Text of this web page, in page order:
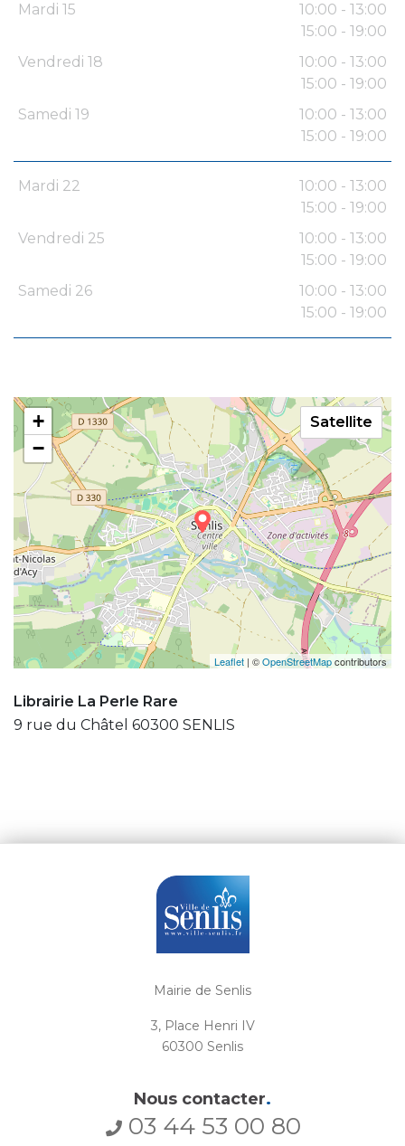
Mardi 15
10:00 - 13:00
15:00 - 19:00
Vendredi 18
10:00 - 13:00
15:00 - 19:00
Samedi 19
10:00 - 13:00
15:00 - 19:00
Mardi 22
10:00 - 13:00
15:00 - 19:00
Vendredi 25
10:00 - 13:00
15:00 - 19:00
Samedi 26
10:00 - 13:00
15:00 - 19:00
+
−
Leaflet | ©OpenStreetMapcontributors
Satellite
Librairie La Perle Rare
9 rue du Châtel 60300 SENLIS
Mairie de Senlis
3, Place Henri IV
60300 Senlis
Nous contacter.
03 44 53 00 80